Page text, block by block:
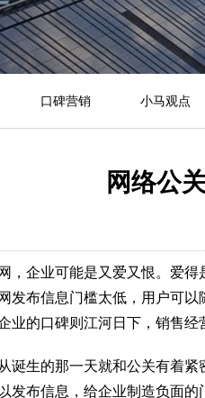
口碑营销 小马观点
网络公
，企业可能是又爱又恨。爱
发布信息门槛太低，用户可
业的口碑则江河日下，销售经
诞生的那一天就和公关有着
发布信息，给企业制造负面